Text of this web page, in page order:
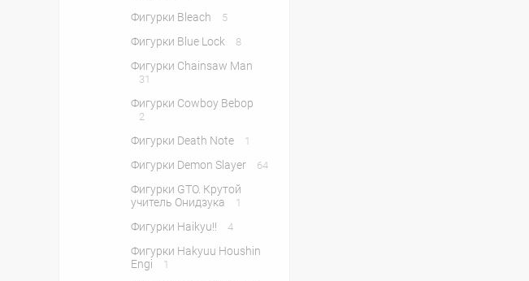
Фигурки Bleach 5
Фигурки Blue Lock 8
Фигурки Chainsaw Man
31
Фигурки Cowboy Bebop
2
Фигурки Death Note 1
Фигурки Demon Slayer 64
Фигурки GTO. Крутой
учитель Онидзука
1
Фигурки Haikyu!! 4
Фигурки Hakyuu Houshin
Engi
1